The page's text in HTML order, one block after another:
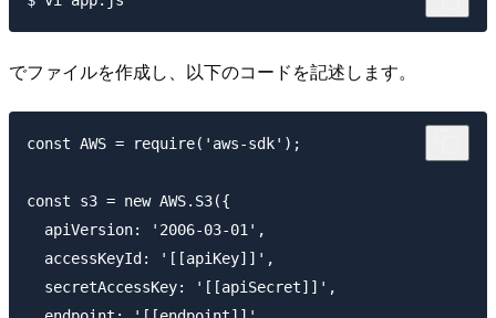
でファイルを作成し、以下のコードを記述します。
const AWS = require('aws-sdk');
const s3 = new AWS.S3({
  apiVersion: '2006-03-01',
  accessKeyId: '[[apiKey]]',
  secretAccessKey: '[[apiSecret]]',